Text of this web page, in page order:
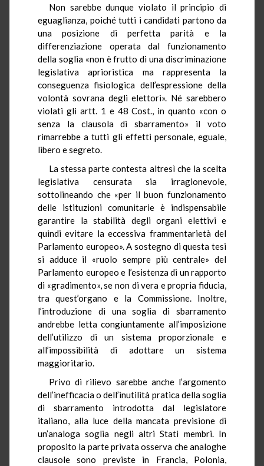
Non sarebbe dunque violato il principio di
eguaglianza, poiché tutti i candidati partono da
una posizione di perfetta parità e la
differenziazione operata dal funzionamento
della soglia «non è frutto di una discriminazione
legislativa aprioristica ma rappresenta la
conseguenza fisiologica dell’espressione della
volontà sovrana degli elettori». Né sarebbero
violati gli artt. 1 e 48 Cost., in quanto «con o
senza la clausola di sbarramento» il voto
rimarrebbe a tutti gli effetti personale, eguale,
libero e segreto.
La stessa parte contesta altresì che la scelta
legislativa censurata sia irragionevole,
sottolineando che «per il buon funzionamento
delle istituzioni comunitarie è indispensabile
garantire la stabilità degli organi elettivi e
quindi evitare la eccessiva frammentarietà del
Parlamento europeo». A sostegno di questa tesi
si adduce il «ruolo sempre più centrale» del
Parlamento europeo e l’esistenza di un rapporto
di «gradimento», se non di vera e propria fiducia,
tra quest’organo e la Commissione. Inoltre,
l’introduzione di una soglia di sbarramento
andrebbe letta congiuntamente all’imposizione
dell’utilizzo di un sistema proporzionale e
all’impossibilità di adottare un sistema
maggioritario.
Privo di rilievo sarebbe anche l’argomento
dell’inefficacia o dell’inutilità pratica della soglia
di sbarramento introdotta dal legislatore
italiano, alla luce della mancata previsione di
un’analoga soglia negli altri Stati membri. In
proposito la parte privata osserva che analoghe
clausole sono previste in Francia, Polonia,